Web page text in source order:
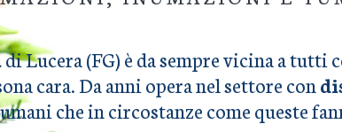
di Lucera (FG) è da sempre vicina a
cara. Da anni opera nel settore con
che in circostanze come queste